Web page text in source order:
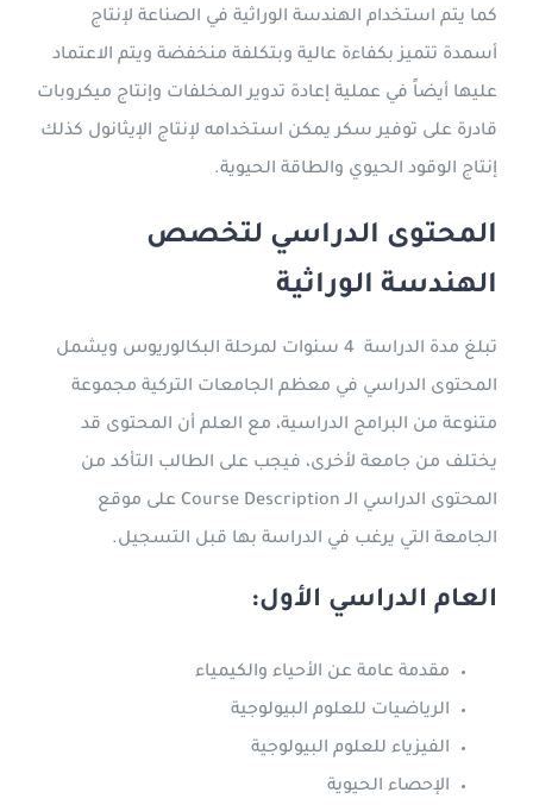
كما يتم استخدام الهندسة الوراثية في الصناعة لإنتاج
أسمدة تتميز بكفاءة عالية وبتكلفة منخفضة ويتم الاعتماد
عليها أيضاً في عملية إعادة تدوير المخلفات وإنتاج ميكروبات
قادرة على توفير سكر يمكن استخدامه لإنتاج الإيثانول كذلك
إنتاج الوقود الحيوي والطاقة الحيوية.
المحتوى الدراسي لتخصص
الهندسة الوراثية
تبلغ مدة الدراسة 4 سنوات لمرحلة البكالوريوس ويشمل
المحتوى الدراسي في معظم الجامعات التركية مجموعة
متنوعة من البرامج الدراسية، مع العلم أن المحتوى قد
يختلف من جامعة لأخرى، فيجب على الطالب التأكد من
المحتوى الدراسي الـ Course Description على موقع
الجامعة التي يرغب في الدراسة بها قبل التسجيل.
العام الدراسي الأول:
مقدمة عامة عن الأحياء والكيمياء
الرياضيات للعلوم البيولوجية
الفيزياء للعلوم البيولوجية
الإحصاء الحيوية